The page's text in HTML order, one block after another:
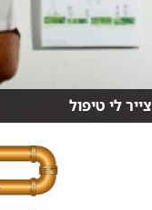
צייר לי טיפול
ד"ר ישי לכטר רופא בכיר